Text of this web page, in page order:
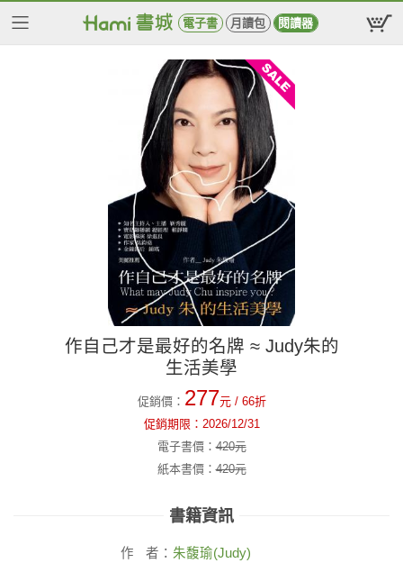
電子書 月讀包 閱讀器
作自己才是最好的名牌 ≈ Judy朱的
生活美學
促銷價： 277元 / 66折
促銷期限： 2026/12/31
電子書價：420元
紙本書價：420元
書籍資訊
作 者： 朱馥瑜(Judy)